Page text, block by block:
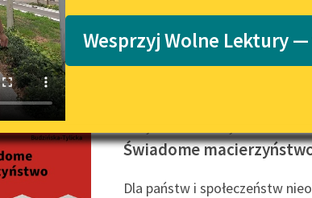
Lektury
literatury
E-
literatury
uczennic
Wesprzyj Wolne Lektury
Budzińskiej-Tylickiej
Świadome
Dla państw i społeczeństw